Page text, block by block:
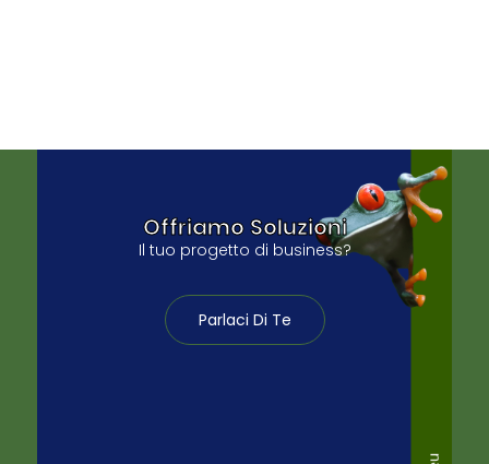
Offriamo Soluzioni
Il tuo progetto di business?
Parlaci Di Te